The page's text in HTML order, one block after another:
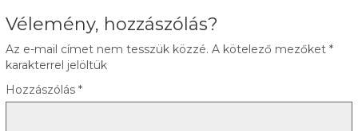
Vélemény, hozzászólás?
Az e-mail címet nem tesszük közzé. A kötelező mezőket *
karakterrel jelöltük
Hozzászólás *